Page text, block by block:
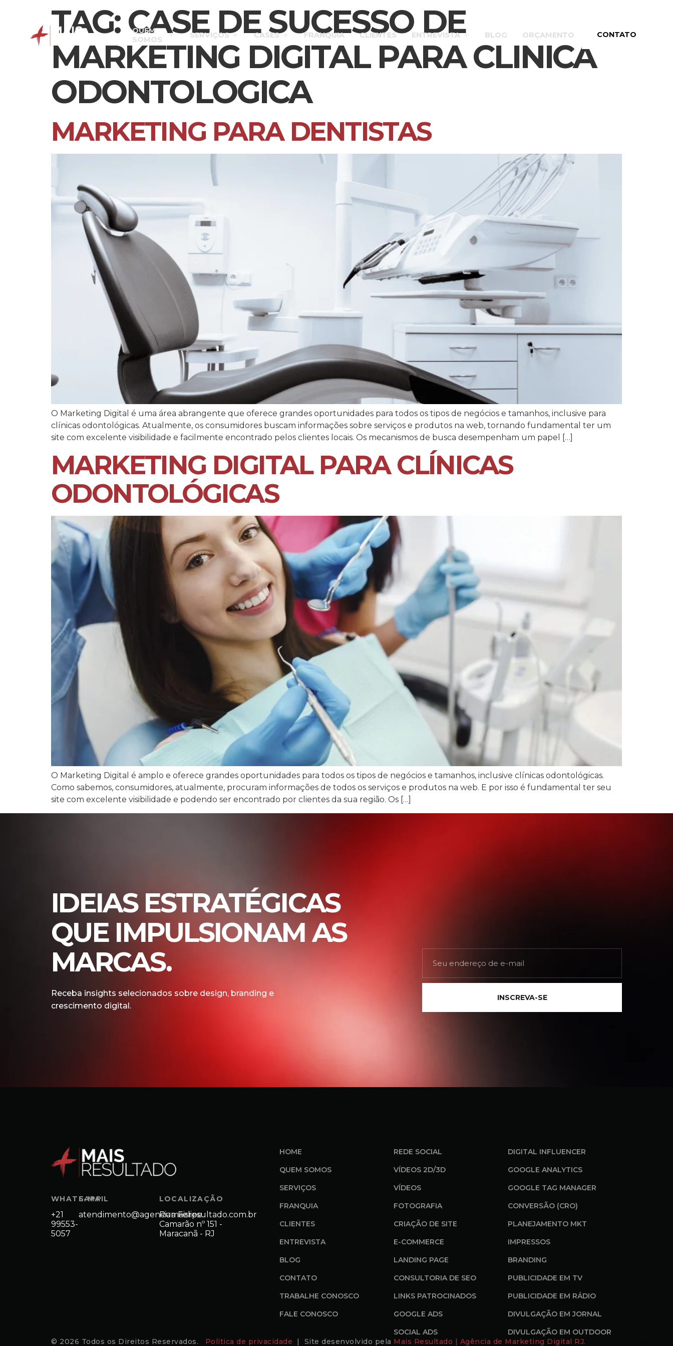
QUEM
SOMOS
SERVIÇOS CASES FRANQUIA CLIENTES ENTREVISTA BLOG ORÇAMENTO CONTATO
TAG: CASE DE SUCESSO DE
MARKETING DIGITAL PARA CLINICA
ODONTOLOGICA
MARKETING PARA DENTISTAS
O Marketing Digital é uma área abrangente que oferece grandes oportunidades para todos os tipos de negócios e tamanhos, inclusive para
clínicas odontológicas. Atualmente, os consumidores buscam informações sobre serviços e produtos na web, tornando fundamental ter um
site com excelente visibilidade e facilmente encontrado pelos clientes locais. Os mecanismos de busca desempenham um papel […]
MARKETING DIGITAL PARA CLÍNICAS
ODONTOLÓGICAS
O Marketing Digital é amplo e oferece grandes oportunidades para todos os tipos de negócios e tamanhos, inclusive clínicas odontológicas.
Como sabemos, consumidores, atualmente, procuram informações de todos os serviços e produtos na web. E por isso é fundamental ter seu
site com excelente visibilidade e podendo ser encontrado por clientes da sua região. Os […]
IDEIAS ESTRATÉGICAS
QUE IMPULSIONAM AS
MARCAS.
Receba insights selecionados sobre design, branding e
crescimento digital.
INSCREVA-SE
WHATSAPP
+21
99553-
5057
E-MAIL
atendimento@agenciamaisresultado.com.br
LOCALIZAÇÃO
Rua Felipe
Camarão nº 151 -
Maracanã - RJ
HOME
QUEM SOMOS
SERVIÇOS
FRANQUIA
CLIENTES
ENTREVISTA
BLOG
CONTATO
TRABALHE CONOSCO
FALE CONOSCO
REDE SOCIAL
VÍDEOS 2D/3D
VÍDEOS
FOTOGRAFIA
CRIAÇÃO DE SITE
E-COMMERCE
LANDING PAGE
CONSULTORIA DE SEO
LINKS PATROCINADOS
GOOGLE ADS
SOCIAL ADS
DIGITAL INFLUENCER
GOOGLE ANALYTICS
GOOGLE TAG MANAGER
CONVERSÃO (CRO)
PLANEJAMENTO MKT
IMPRESSOS
BRANDING
PUBLICIDADE EM TV
PUBLICIDADE EM RÁDIO
DIVULGAÇÃO EM JORNAL
DIVULGAÇÃO EM OUTDOOR
© 2026 Todos os Direitos Reservados. Politica de privacidade | Site desenvolvido pela Mais Resultado | Agência de Marketing Digital RJ.